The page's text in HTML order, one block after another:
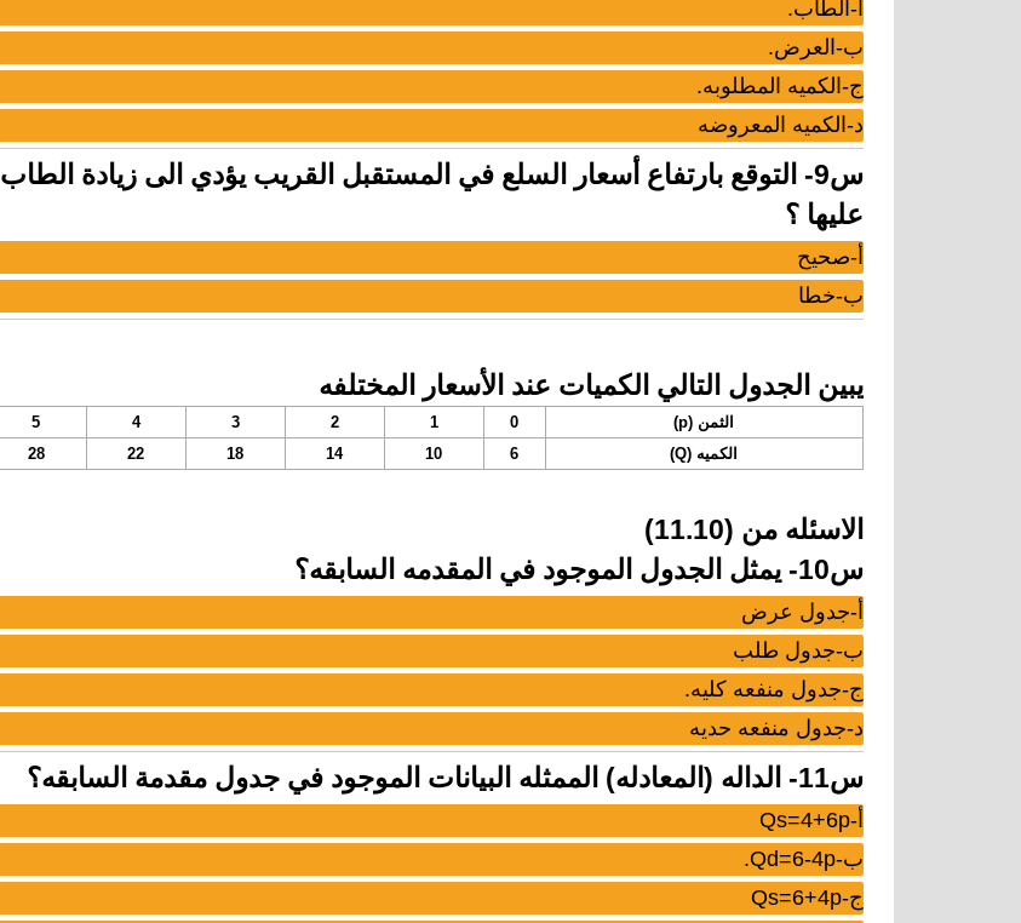
أ-الطاب.
ب-العرض.
ج-الكميه المطلوبه.
د-الكميه المعروضه
س9- التوقع بارتفاع أسعار السلع في المستقبل القريب يؤدي الى زيادة الطاب
عليها ؟
أ-صحيح
ب-خطا
يبين الجدول التالي الكميات عند الأسعار المختلفه
الثمن (p) 0
1
2
3
4
5
الكميه (Q)
6
10
14
18
22
28
الاسئله من (11.10)
س10- يمثل الجدول الموجود في المقدمه السابقه؟
أ-جدول عرض
ب-جدول طلب
ج-جدول منفعه كليه.
د-جدول منفعه حديه
س11- الداله (المعادله) الممثله البيانات الموجود في جدول مقدمة السابقه؟
أ-Qs=4+6p
ب-Qd=6-4p.
ج-Qs=6+4p